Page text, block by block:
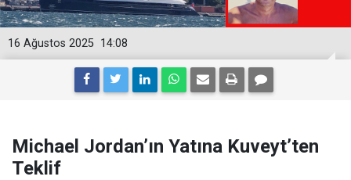
14:08
16 Ağustos 2025
Michael Jordan’ın Yatına Kuveyt’ten
Teklif